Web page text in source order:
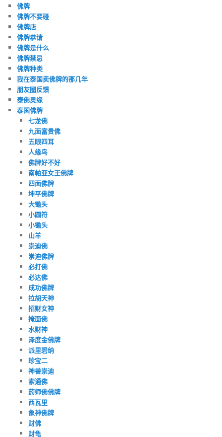
佛牌
佛牌不要碰
佛牌店
佛牌恭请
佛牌是什么
佛牌禁忌
佛牌种类
我在泰国卖佛牌的那几年
朋友圈反馈
泰佛灵缘
泰国佛牌
七龙佛
九面富贵佛
五眼四耳
人缘鸟
佛牌好不好
南帕亚女王佛牌
四面佛牌
坤平佛牌
大锄头
小圆符
小锄头
山羊
崇迪佛
崇迪佛牌
必打佛
必达佛
成功佛牌
拉胡天神
招财女神
掩面佛
水财神
泽度金佛牌
派里碧纳
珍宝二
神兽崇迪
索通佛
药师佛佛牌
西瓦里
象神佛牌
财佛
财龟